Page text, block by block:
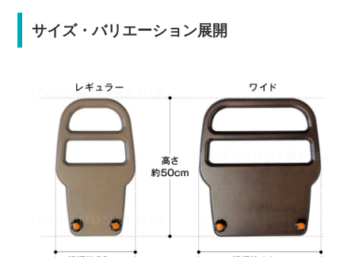
サイズ・バリエーション展開